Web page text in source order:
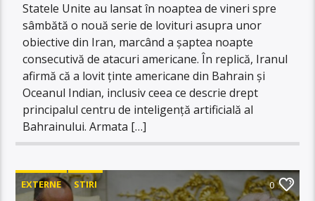
Statele Unite au lansat în noaptea de vineri spre
sâmbătă o nouă serie de lovituri asupra unor
obiective din Iran, marcând a șaptea noapte
consecutivă de atacuri americane. În replică, Iranul
afirmă că a lovit ținte americane din Bahrain și
Oceanul Indian, inclusiv ceea ce descrie drept
principalul centru de inteligență artificială al
Bahrainului. Armata […]
EXTERNE STIRI 0